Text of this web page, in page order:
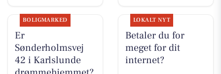
BOLIGMARKED
Er
Sønderholmsvej
42 i Karlslunde
LOKALT NYT
Betaler du for
meget for dit
internet?